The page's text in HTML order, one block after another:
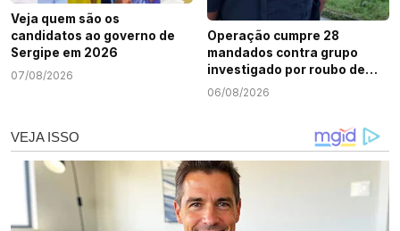
Veja quem são os
candidatos ao governo de
Sergipe em 2026
07/08/2026
Operação cumpre 28
mandados contra grupo
investigado por roubo de
cargas e tráfico de drogas
06/08/2026